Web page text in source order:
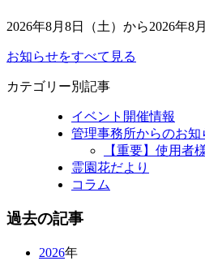
2026年8月8日（土）から2026年
お知らせをすべて見る
カテゴリー別記事
イベント開催情報
管理事務所からのお知
【重要】使用者
霊園花だより
コラム
過去の記事
2026年